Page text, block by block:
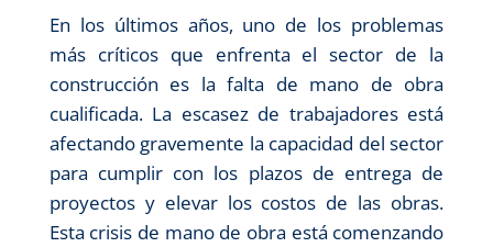
En los últimos años, uno de los problemas
más críticos que enfrenta el sector de la
construcción es la falta de mano de obra
cualificada. La escasez de trabajadores está
afectando gravemente la capacidad del sector
para cumplir con los plazos de entrega de
proyectos y elevar los costos de las obras.
Esta crisis de mano de obra está comenzando